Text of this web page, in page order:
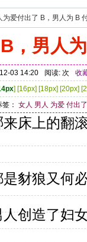
热门搜索：林黛玉
贾
为爱付出了 B，男人为 B
，男人
03 14:20 阅读: 次
收
] [16px] [18px] [20px] [
： 女人 男人 为爱 付出了
床上的翻
豺狼又何
创造了妇